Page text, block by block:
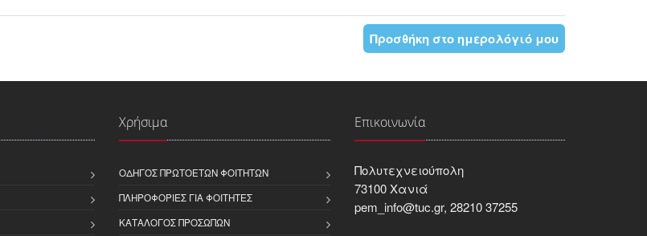
Προσθήκη στο ημερολόγιό μου
Χρήσιμα
ΟΔΗΓΌΣ ΠΡΩΤΟΕΤΏΝ ΦΟΙΤΗΤΏΝ
ΠΛΗΡΟΦΟΡΊΕΣ ΓΙΑ ΦΟΙΤΗΤΈΣ
ΚΑΤΆΛΟΓΟΣ ΠΡΟΣΏΠΩΝ
Επικοινωνία
Πολυτεχνειούπολη
73100 Χανιά
pem_info@tuc.gr, 28210 37255